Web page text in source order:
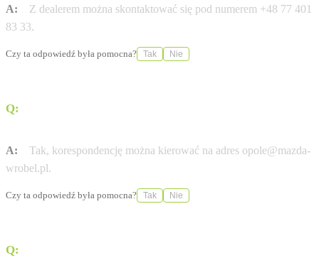
A:
Z dealerem można skontaktować się pod numerem +48 77 401
83 33.
Czy ta odpowiedź była pomocna? Tak Nie
Q:
A:
Tak, korespondencję można kierować na adres opole@mazda-
wrobel.pl.
Czy ta odpowiedź była pomocna? Tak Nie
Q: